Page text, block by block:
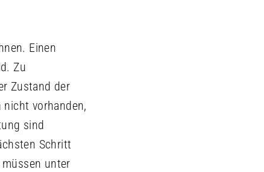
Einen
Zu
Zustand der
vorhanden,
sind
Schritt
unter